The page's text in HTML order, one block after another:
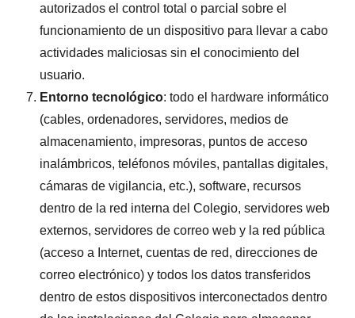
autorizados el control total o parcial sobre el
funcionamiento de un dispositivo para llevar a cabo
actividades maliciosas sin el conocimiento del
usuario.
Entorno tecnológico: todo el hardware informático
(cables, ordenadores, servidores, medios de
almacenamiento, impresoras, puntos de acceso
inalámbricos, teléfonos móviles, pantallas digitales,
cámaras de vigilancia, etc.), software, recursos
dentro de la red interna del Colegio, servidores web
externos, servidores de correo web y la red pública
(acceso a Internet, cuentas de red, direcciones de
correo electrónico) y todos los datos transferidos
dentro de estos dispositivos interconectados dentro